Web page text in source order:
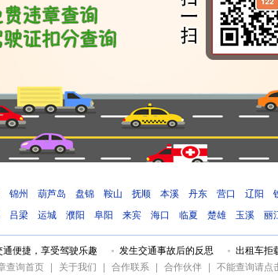
锦州 葫芦岛 盘锦 鞍山 抚顺 本溪 丹东 营口 辽阳
吕梁 运城 濮阳 阜阳 来宾 海口 临夏 楚雄 玉溪 丽
通便捷，享受驾驶乐趣 发生交通事故后的反思
出租车拒
查询首页
关于我们 合作联系 合作伙伴 不能查询请点